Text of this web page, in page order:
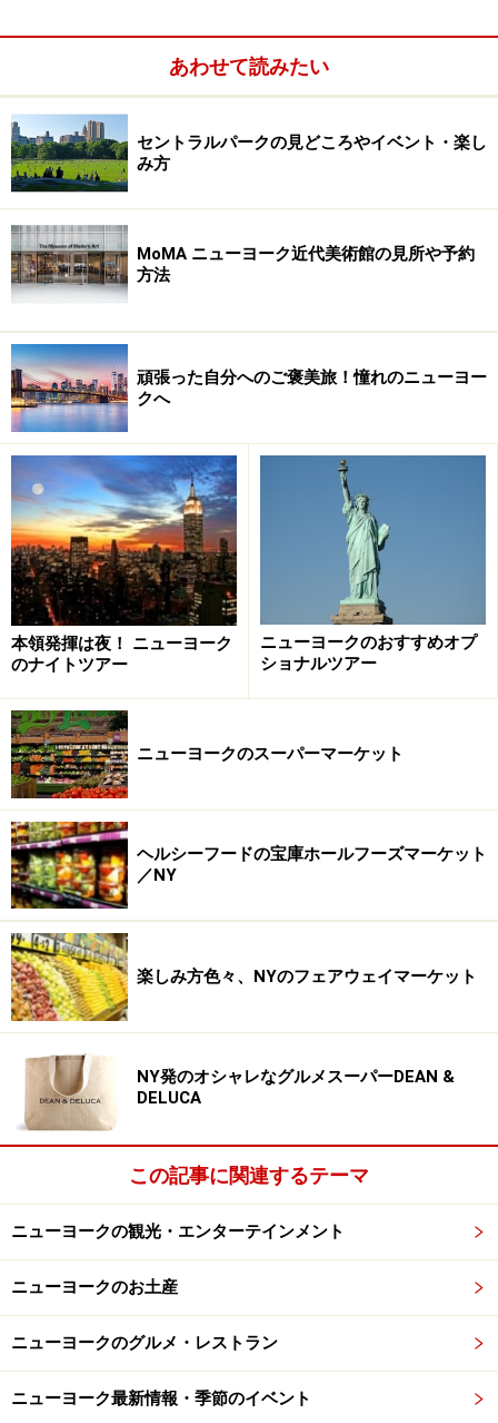
ピンクのエントランスが目印
ブルックリンでヴィンテージショップといえば、まずは
ここ。倉庫のようなショップはとにかく広くて、カラー
ごとに分けられた商品の数も膨大！ マーク・ジェイコブ
なスタイルのアイテムが揃います。マンハッタンのヴィ
ンテージショップに較べると、かなりプライスも安め。
トップスなら10ドル前後から探すことができます。
＜DATA＞
■Beacon's Closet
住所： 88 Nort 11th street
TEL： 718-486-0816
アクセス： Bedford Avenue駅から徒歩7分
営業時間： 11:00～21:00（土日～20:00）
ウィリアムズバーグのショップ2 ラビッツ
可愛いモノに囲まれた店内
アメリカ、フランスなどから買い付けたというヴィンテ
ージ商品は、どれも日本人女性が気軽にトライできそう
な女性らしいものばかり。オーナーが日本人女性という
のも大きく頷けます。今、流行の80年代テイストのエッ
ジーなファッション、ボヘミアン風ワンピース……小さな
ショップの中は、まるでファッション図鑑のように多彩
なスタイルで埋め尽くされています。シャネルのヴィン
ェックです！
あわせて読みたい
セントラルパークの見どころやイベント・楽し
み方
MoMA ニューヨーク近代美術館の見所や予約
方法
頑張った自分へのご褒美旅！憧れのニューヨー
クへ
本領発揮は夜！ ニューヨーク
のナイトツアー
ニューヨークのおすすめオプ
ショナルツアー
ニューヨークのスーパーマーケット
ヘルシーフードの宝庫ホールフーズマーケット
／NY
楽しみ方色々、NYのフェアウェイマーケット
NY発のオシャレなグルメスーパーDEAN &
DELUCA
この記事に関連するテーマ
ニューヨークの観光・エンターテインメント
ニューヨークのお土産
ニューヨークのグルメ・レストラン
ニューヨーク最新情報・季節のイベント